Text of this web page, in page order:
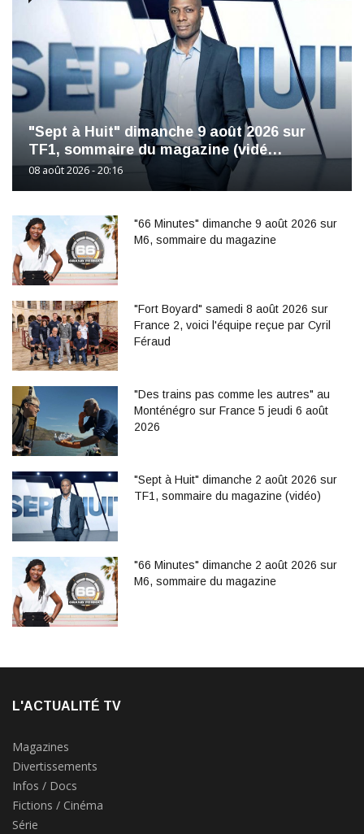
"Sept à Huit" dimanche 9 août 2026 sur
TF1, sommaire du magazine (vidé…
08 août 2026 - 20:16
"66 Minutes" dimanche 9 août 2026 sur
M6, sommaire du magazine
"Fort Boyard" samedi 8 août 2026 sur
France 2, voici l'équipe reçue par Cyril
Féraud
"Des trains pas comme les autres" au
Monténégro sur France 5 jeudi 6 août
2026
"Sept à Huit" dimanche 2 août 2026 sur
TF1, sommaire du magazine (vidéo)
"66 Minutes" dimanche 2 août 2026 sur
M6, sommaire du magazine
L'ACTUALITÉ TV
Magazines
Divertissements
Infos / Docs
Fictions / Cinéma
Série